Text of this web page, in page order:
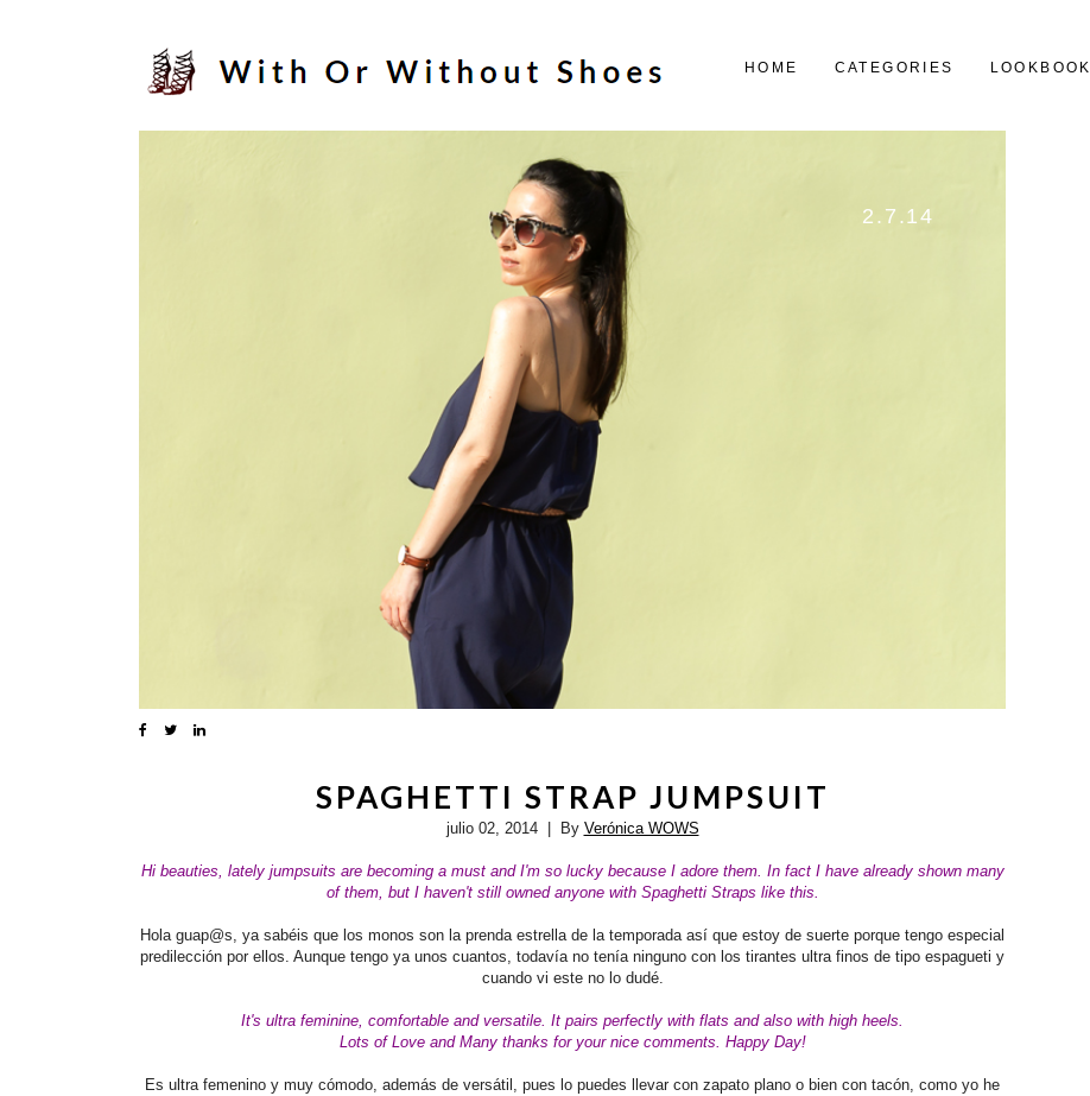
HOME CATEGORIES LOOKBOOK
2.7.14
SPAGHETTI STRAP JUMPSUIT
julio 02, 2014| By Verónica WOWS
Hi beauties, lately jumpsuits are becoming a must and I'm so lucky because I adore them. In fact I have already shown many
of them, but I haven't still owned anyone with Spaghetti Straps like this.
Hola guap@s, ya sabéis que los monos son la prenda estrella de la temporada así que estoy de suerte porque tengo especial
predilección por ellos. Aunque tengo ya unos cuantos, todavía no tenía ninguno con los tirantes ultra finos de tipo espagueti y
cuando vi este no lo dudé.
It's ultra feminine, comfortable and versatile. It pairs perfectly with flats and also with high heels.
Lots of Love and Many thanks for your nice comments. Happy Day!
Es ultra femenino y muy cómodo, además de versátil, pues lo puedes llevar con zapato plano o bien con tacón, como yo he